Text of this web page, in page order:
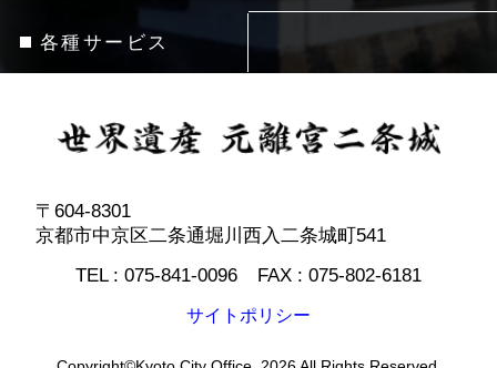
各種サービス
〒604-8301
京都市中京区二条通堀川西入二条城町541
TEL : 075-841-0096 FAX :075-802-6181
サイトポリシー